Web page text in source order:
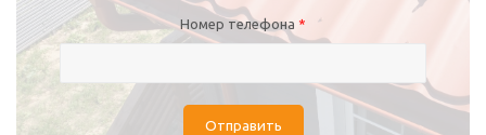
Номер телефона *
Отправить